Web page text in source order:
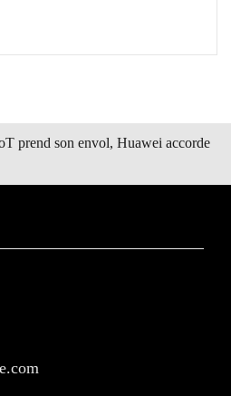
prend son envol, Huawei accorde